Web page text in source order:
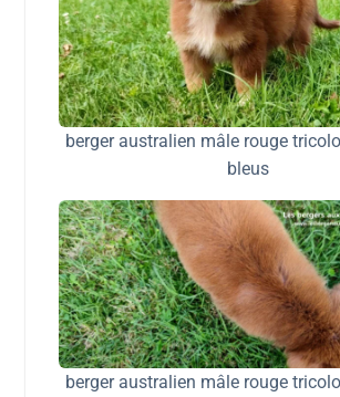
berger australien mâle rouge
bleus
berger australien mâle rouge